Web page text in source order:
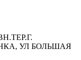
УЛ БОЛЬШАЯ